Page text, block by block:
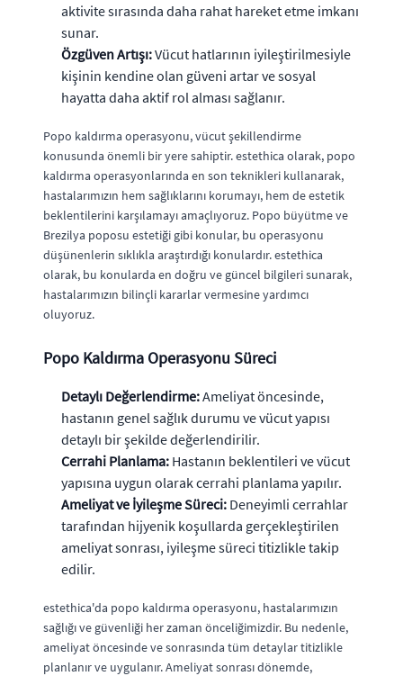
aktivite sırasında daha rahat hareket etme imkanı
sunar.
Özgüven Artışı:Vücut hatlarının iyileştirilmesiyle
kişinin kendine olan güveni artar ve sosyal
hayatta daha aktif rol alması sağlanır.
Popo kaldırma operasyonu, vücut şekillendirme
konusunda önemli bir yere sahiptir. estethica olarak, popo
kaldırma operasyonlarında en son teknikleri kullanarak,
hastalarımızın hem sağlıklarını korumayı, hem de estetik
beklentilerini karşılamayı amaçlıyoruz. Popo büyütme ve
Brezilya poposu estetiği gibi konular, bu operasyonu
düşünenlerin sıklıkla araştırdığı konulardır. estethica
olarak, bu konularda en doğru ve güncel bilgileri sunarak,
hastalarımızın bilinçli kararlar vermesine yardımcı
oluyoruz.
Popo Kaldırma Operasyonu Süreci
Detaylı Değerlendirme:Ameliyat öncesinde,
hastanın genel sağlık durumu ve vücut yapısı
detaylı bir şekilde değerlendirilir.
Cerrahi Planlama: Hastanın beklentileri ve vücut
yapısına uygun olarak cerrahi planlama yapılır.
Ameliyat ve İyileşme Süreci: Deneyimli cerrahlar
tarafından hijyenik koşullarda gerçekleştirilen
ameliyat sonrası, iyileşme süreci titizlikle takip
edilir.
estethica'da popo kaldırma operasyonu, hastalarımızın
sağlığı ve güvenliği her zaman önceliğimizdir. Bu nedenle,
ameliyat öncesinde ve sonrasında tüm detaylar titizlikle
planlanır ve uygulanır. Ameliyat sonrası dönemde,